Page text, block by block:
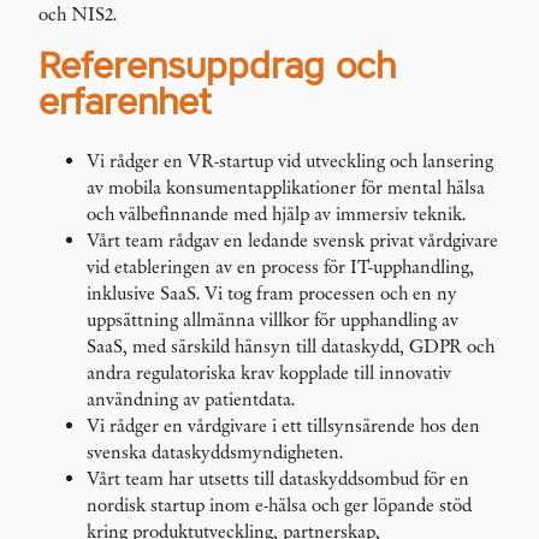
och NIS2.
Referensuppdrag och
erfarenhet
Vi rådger en VR-startup vid utveckling och lansering
av mobila konsumentapplikationer för mental hälsa
och välbefinnande med hjälp av immersiv teknik.
Vårt team rådgav en ledande svensk privat vårdgivare
vid etableringen av en process för IT-upphandling,
inklusive SaaS. Vi tog fram processen och en ny
uppsättning allmänna villkor för upphandling av
SaaS, med särskild hänsyn till dataskydd, GDPR och
andra regulatoriska krav kopplade till innovativ
användning av patientdata.
Vi rådger en vårdgivare i ett tillsynsärende hos den
svenska dataskyddsmyndigheten.
Vårt team har utsetts till dataskyddsombud för en
nordisk startup inom e-hälsa och ger löpande stöd
kring produktutveckling, partnerskap,